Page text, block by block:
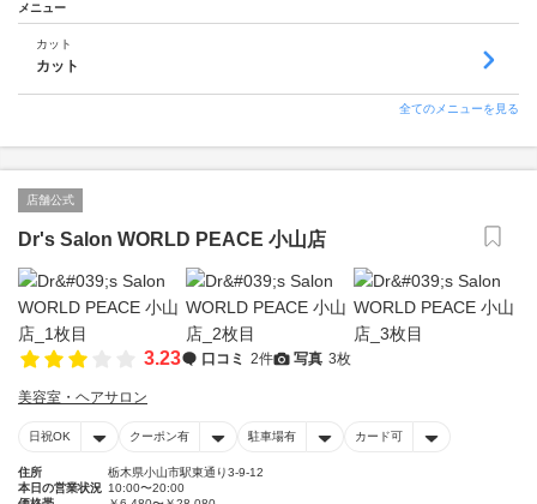
メニュー
カット
カット
全てのメニューを見る
店舗公式
Dr's Salon WORLD PEACE 小山店
3.23 口コミ 2件 写真 3枚
美容室・ヘアサロン
日祝OK クーポン有 駐車場有 カード可
住所
栃木県小山市駅東通り3-9-12
本日の営業状況 10:00〜20:00